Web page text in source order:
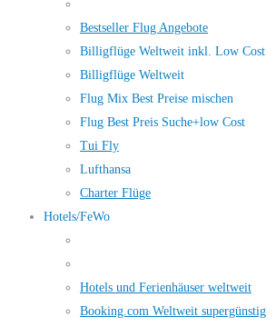
Bestseller Flug Angebote
Billigflüge Weltweit inkl. Low Cost
Billigflüge Weltweit
Flug Mix Best Preise mischen
Flug Best Preis Suche+low Cost
Tui Fly
Lufthansa
Charter Flüge
Hotels/FeWo
Hotels und Ferienhäuser weltweit
Booking.com Weltweit supergünstig